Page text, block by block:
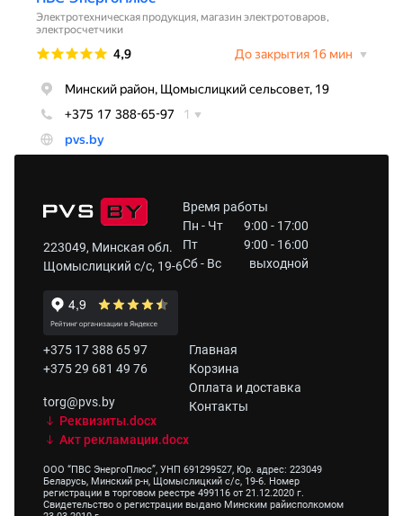
223049, Минская обл.
Щомыслицкий с/с, 19-6
Время работы
Пн - Чт
9:00 - 17:00
Пт
9:00 - 16:00
Сб - Вс
выходной
+375 17 388 65 97
+375 29 681 49 76
torg@pvs.by
Реквизиты.docx
Акт рекламации.docx
Главная
Корзина
Оплата и доставка
Контакты
ООО “ПВС ЭнергоПлюс”, УНП 691299527, Юр. адрес: 223049
Беларусь, Минский р-н, Щомыслицкий с/с, 19-6. Номер
регистрации в торговом реестре 499116 от 21.12.2020 г.
Свидетельство о регистрации выдано Минским райисполкомом